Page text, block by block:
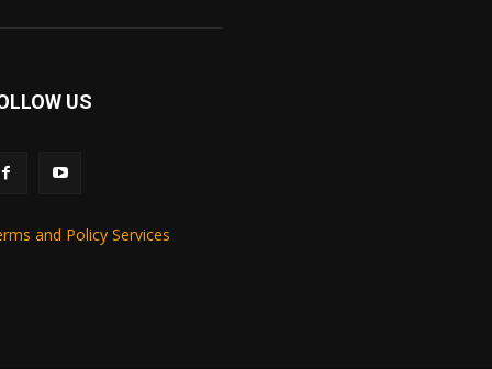
US
and Policy Services